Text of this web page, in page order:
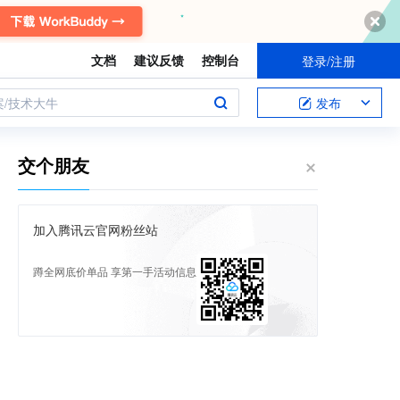
文档 建议反馈 控制台 登录/注册
/技术大牛 发布
交个朋友
加入腾讯云官网粉丝站
蹲全网底价单品 享第一手活动信息